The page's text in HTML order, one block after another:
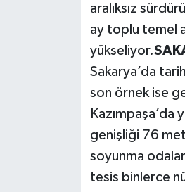
aralıksız
ay toplu temel
yükseliyor.
Sakarya’da
son örnek ise
genişliği 76
soyunma
tesis binlerce